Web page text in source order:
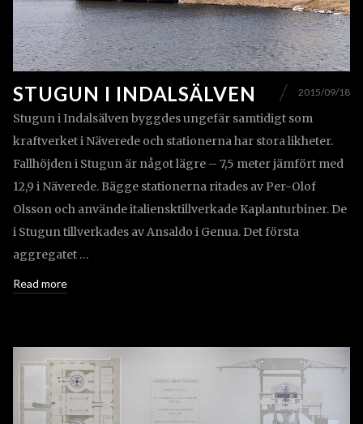
STUGUN I INDALSÄLVEN 2015/09/18
Stugun i Indalsälven byggdes ungefär samtidigt som
kraftverket i Näverede och stationerna har stora likheter.
Fallhöjden i Stugun är något lägre – 7,5 meter jämfört med
12,9 i Näverede. Bägge stationerna ritades av Per-Olof
Olsson och använde italiensktillverkade Kaplanturbiner. De
i Stugun tillverkades av Ansaldo i Genua. Det första
aggregatet …
Read more